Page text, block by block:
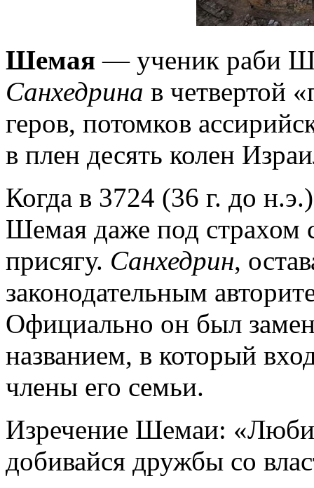
Шемая — ученик раби
Санхедрина в четвертой
геров, потомков
в плен десять колен
Когда в 3724 (36 г. до
Шемая даже под страхом
присягу. Санхедрин,
законодательным
Официально он был
названием, в который
члены его семьи.
Изречение Шемаи: «Люби
добивайся дружбы со